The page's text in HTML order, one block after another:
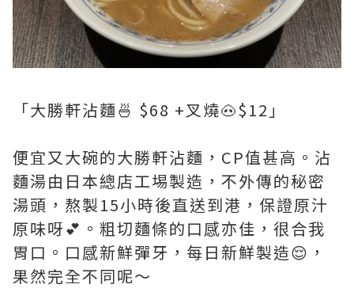
「大勝軒沾麵🍜 $68 +叉燒🐽$12」
便宜又大碗的大勝軒沾麵，CP值甚高。沾
麵湯由日本總店工埸製造，不外傳的秘密
湯頭，熬製15小時後直送到港，保證原汁
原味呀💕。粗切麵條的口感亦佳，很合我
胃口。口感新鮮彈牙，每日新鮮製造😌，
果然完全不同呢～